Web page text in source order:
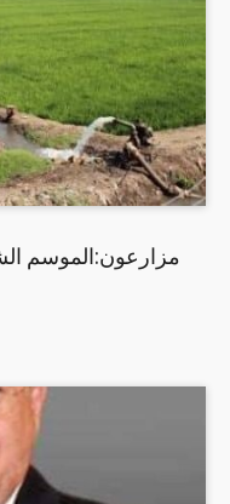
مزارعون:الموسم